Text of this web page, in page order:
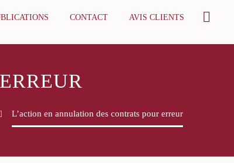
CONTACT AVIS CLIENTS
L’action en annulation des contrats pour erreur